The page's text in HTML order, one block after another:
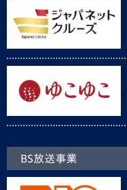
BS放送事業